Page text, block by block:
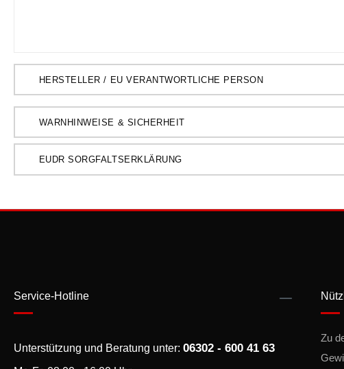
HERSTELLER / EU VERANTWORTLICHE PERSON
WARNHINWEISE & SICHERHEIT
EUDR SORGFALTSERKLÄRUNG
Service-Hotline
Unterstützung und Beratung unter: 06302 - 600 41 63
Zu